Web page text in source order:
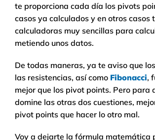
te proporciona cada día los pivots
casos ya calculados y en otros casos
calculadoras muy sencillas para
metiendo unos datos.
De todas maneras, ya te aviso que
las resistencias, así como Fibonacci,
mejor que los pivot points. Pero para
domine las otras dos cuestiones,
pivot points que hacer lo otro mal.
Voy a dejarte la fórmula matemática